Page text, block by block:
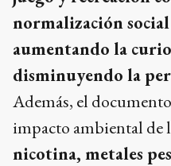
normalización
aumentando la
disminuyendo la
Además, el
impacto ambiental de
nicotina, metales